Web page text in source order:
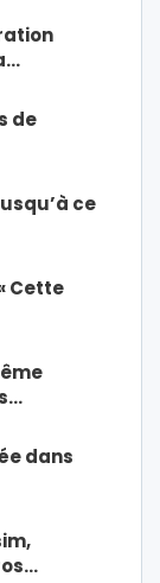
de
ce
Cette
dans